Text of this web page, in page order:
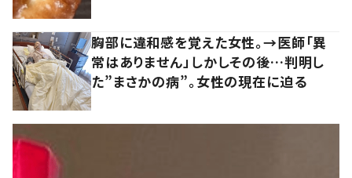
胸部に違和感を覚えた女性。→医師「異
常はありません」しかしその後…判明し
た”まさかの病”。女性の現在に迫る